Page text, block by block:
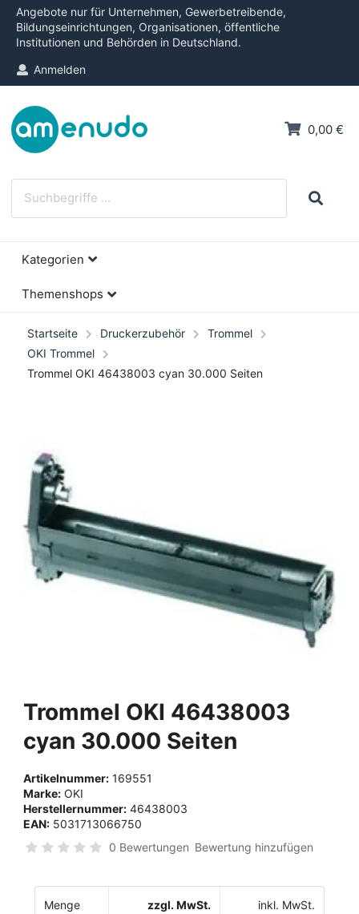
Angebote nur für Unternehmen, Gewerbetreibende,
Bildungseinrichtungen, Organisationen, öffentliche
Institutionen und Behörden in Deutschland.
Anmelden
0,00 €
Kategorien
Themenshops
Startseite Druckerzubehör
Trommel
OKI Trommel
Trommel OKI 46438003 cyan 30.000 Seiten
Trommel OKI 46438003
cyan 30.000 Seiten
Artikelnummer: 169551
Marke: OKI
Herstellernummer: 46438003
EAN: 5031713066750
0 Bewertungen Bewertung hinzufügen
Menge zzgl. MwSt. inkl. MwSt.